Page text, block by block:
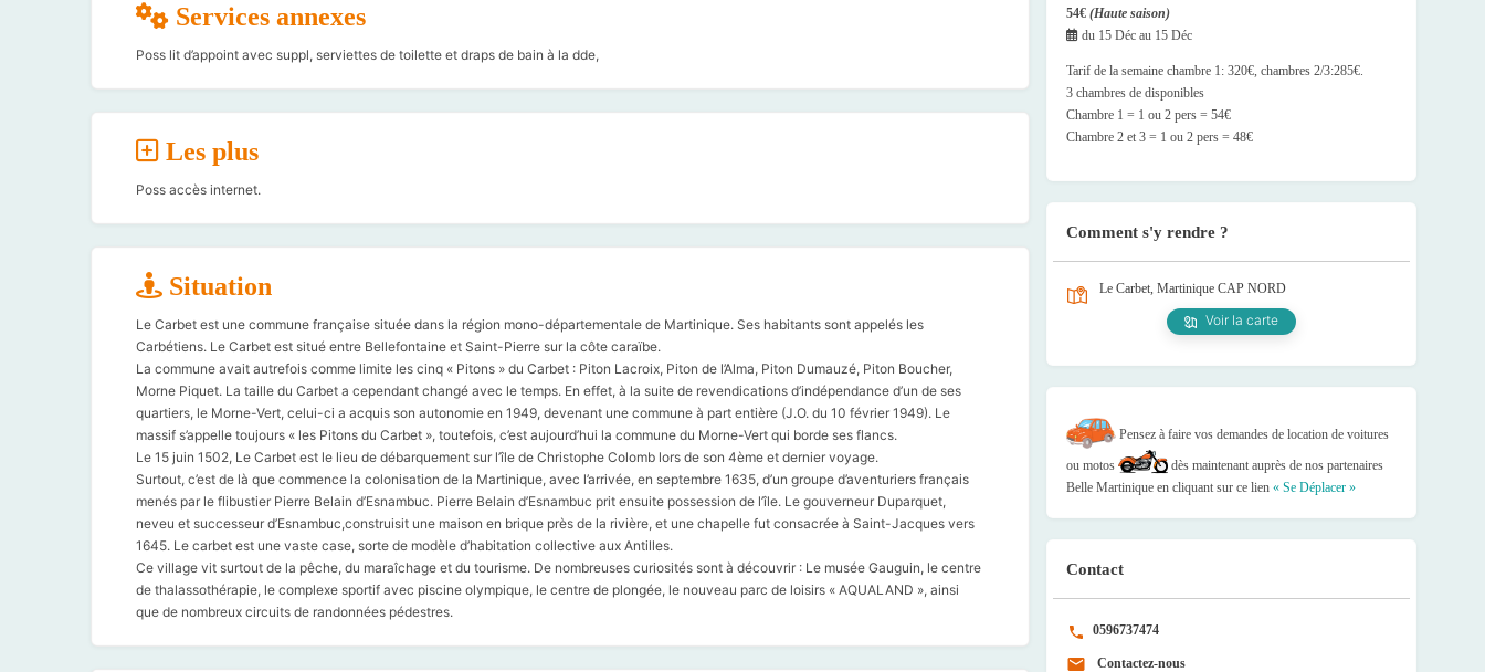
Services annexes
Poss lit d’appoint avec suppl, serviettes de toilette et draps de bain à la dde,
Les plus
Poss accès internet.
Situation
Le Carbet est une commune française située dans la région mono-départementale de Martinique. Ses habitants sont appelés les
Carbétiens. Le Carbet est situé entre Bellefontaine et Saint-Pierre sur la côte caraïbe.
La commune avait autrefois comme limite les cinq « Pitons » du Carbet : Piton Lacroix, Piton de l’Alma, Piton Dumauzé, Piton Boucher,
Morne Piquet. La taille du Carbet a cependant changé avec le temps. En effet, à la suite de revendications d’indépendance d’un de ses
quartiers, le Morne-Vert, celui-ci a acquis son autonomie en 1949, devenant une commune à part entière (J.O. du 10 février 1949). Le
massif s’appelle toujours « les Pitons du Carbet », toutefois, c’est aujourd’hui la commune du Morne-Vert qui borde ses flancs.
Le 15 juin 1502, Le Carbet est le lieu de débarquement sur l’île de Christophe Colomb lors de son 4ème et dernier voyage.
Surtout, c’est de là que commence la colonisation de la Martinique, avec l’arrivée, en septembre 1635, d’un groupe d’aventuriers français
menés par le flibustier Pierre Belain d’Esnambuc. Pierre Belain d’Esnambuc prit ensuite possession de l’île. Le gouverneur Duparquet,
neveu et successeur d’Esnambuc,construisit une maison en brique près de la rivière, et une chapelle fut consacrée à Saint-Jacques vers
1645. Le carbet est une vaste case, sorte de modèle d’habitation collective aux Antilles.
Ce village vit surtout de la pêche, du maraîchage et du tourisme. De nombreuses curiosités sont à découvrir : Le musée Gauguin, le centre
de thalassothérapie, le complexe sportif avec piscine olympique, le centre de plongée, le nouveau parc de loisirs « AQUALAND », ainsi
que de nombreux circuits de randonnées pédestres.
54€ (Haute saison)
du 15 Déc au 15 Déc
Tarif de la semaine chambre 1: 320€, chambres 2/3:285€.
3 chambres de disponibles
Chambre 1 = 1 ou 2 pers = 54€
Chambre 2 et 3 = 1 ou 2 pers = 48€
Comment s'y rendre ?
Le Carbet, Martinique CAP NORD
Voir la carte
Pensez à faire vos demandes de location de voitures
ou motos
dès maintenant auprès de nos partenaires
Belle Martinique en cliquant sur ce lien « Se Déplacer »
Contact
0596737474
Contactez-nous